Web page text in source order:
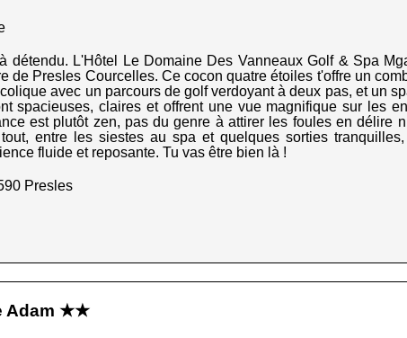
détendu. L'Hôtel Le Domaine Des Vanneaux Golf & Spa
de Presles Courcelles. Ce cocon quatre étoiles t'offre un
avec un parcours de golf verdoyant à deux pas, et un
spacieuses, claires et offrent une vue magnifique sur les
est plutôt zen, pas du genre à attirer les foules en délire
entre les siestes au spa et quelques sorties
fluide et reposante. Tu vas être bien là !
Presles
Adam ★★